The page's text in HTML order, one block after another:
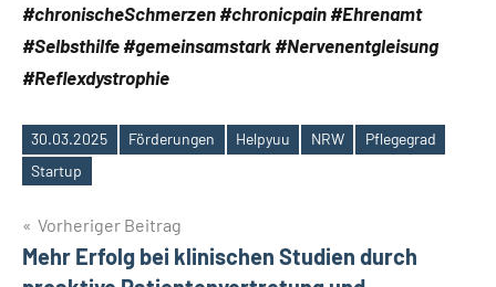
#chronischeSchmerzen #chronicpain #Ehrenamt
#Selbsthilfe #gemeinsamstark #Nervenentgleisung
#Reflexdystrophie
Schlagwörter
30.03.2025 Förderungen Helpyuu NRW
Pflegegrad
Startup
Beitragsnavigation
Vorheriger Beitrag
Mehr Erfolg bei klinischen Studien durch